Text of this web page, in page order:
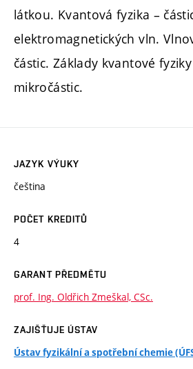
látkou. Kvantová fyzika –
elektromagnetických vln.
částic. Základy kvantové
mikročástic.
JAZYK VÝUKY
čeština
POČET KREDITŮ
4
GARANT PŘEDMĚTU
prof. Ing. Oldřich Zmeškal, CSc.
ZAJIŠŤUJE ÚSTAV
Ústav fyzikální a spotřební chemie